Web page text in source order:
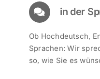
in der
Ob Hochdeutsch,
Sprachen: Wir
so, wie Sie es